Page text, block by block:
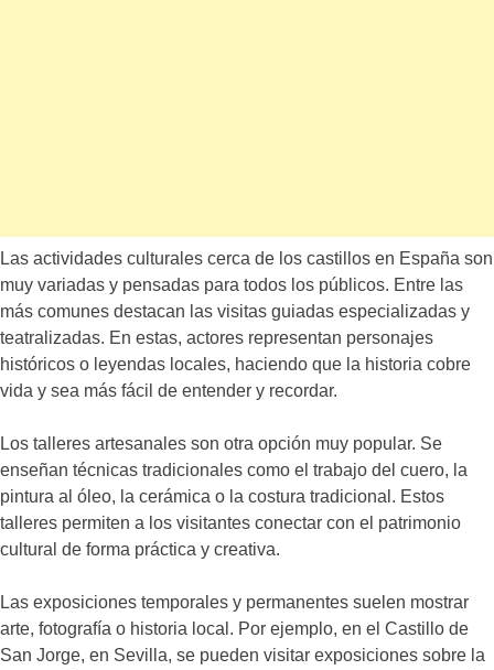
Las actividades culturales cerca de los castillos en España son
muy variadas y pensadas para todos los públicos. Entre las
más comunes destacan las visitas guiadas especializadas y
teatralizadas. En estas, actores representan personajes
históricos o leyendas locales, haciendo que la historia cobre
vida y sea más fácil de entender y recordar.
Los talleres artesanales son otra opción muy popular. Se
enseñan técnicas tradicionales como el trabajo del cuero, la
pintura al óleo, la cerámica o la costura tradicional. Estos
talleres permiten a los visitantes conectar con el patrimonio
cultural de forma práctica y creativa.
Las exposiciones temporales y permanentes suelen mostrar
arte, fotografía o historia local. Por ejemplo, en el Castillo de
San Jorge, en Sevilla, se pueden visitar exposiciones sobre la